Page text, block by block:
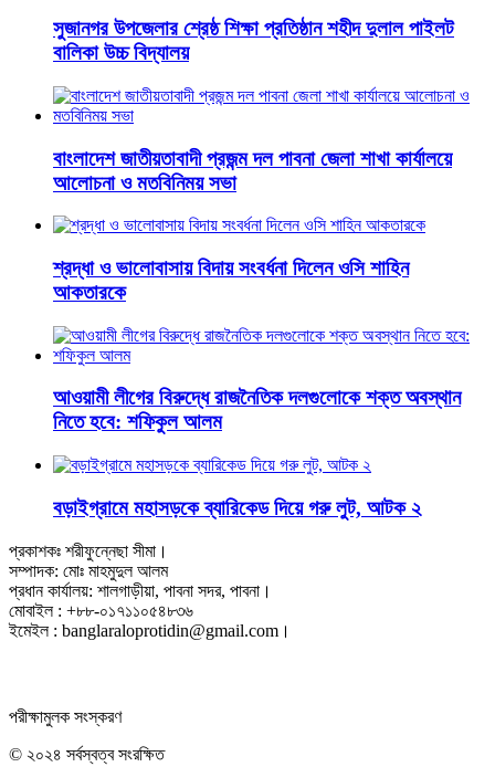
সুজানগর উপজেলার শ্রেষ্ঠ শিক্ষা প্রতিষ্ঠান শহীদ দুলাল পাইলট
বালিকা উচ্চ বিদ্যালয়
বাংলাদেশ জাতীয়তাবাদী প্রজন্ম দল পাবনা জেলা শাখা কার্যালয়ে
আলোচনা ও মতবিনিময় সভা
শ্রদ্ধা ও ভালোবাসায় বিদায় সংবর্ধনা দিলেন ওসি শাহিন
আকতারকে
আওয়ামী লীগের বিরুদ্ধে রাজনৈতিক দলগুলোকে শক্ত অবস্থান
নিতে হবে: শফিকুল আলম
বড়াইগ্রামে মহাসড়কে ব্যারিকেড দিয়ে গরু লুট, আটক ২
প্রকাশকঃ শরীফুন্নেছা সীমা।
সম্পাদক: মোঃ মাহমুদুল আলম
প্রধান কার্যালয়: শালগাড়ীয়া, পাবনা সদর, পাবনা।
মোবাইল : +৮৮-০১৭১১০৫৪৮৩৬
ইমেইল : banglaraloprotidin@gmail.com।
পরীক্ষামুলক সংস্করণ
© ২০২৪ সর্বস্বত্ব সংরক্ষিত